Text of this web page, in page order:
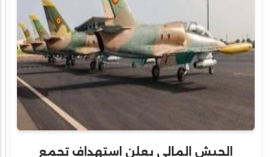
الجيش المالي يعلن استهداف تجمع